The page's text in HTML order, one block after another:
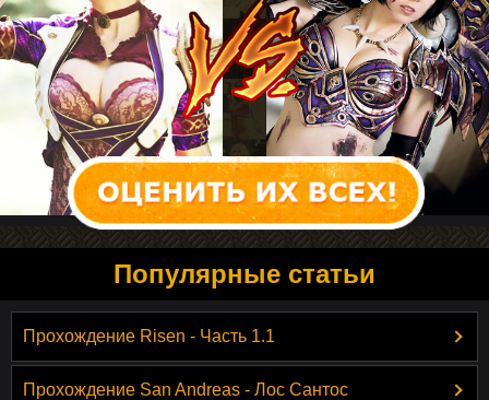
Популярные статьи
Прохождение Risen - Часть 1.1
Прохождение San Andreas - Лос Сантос